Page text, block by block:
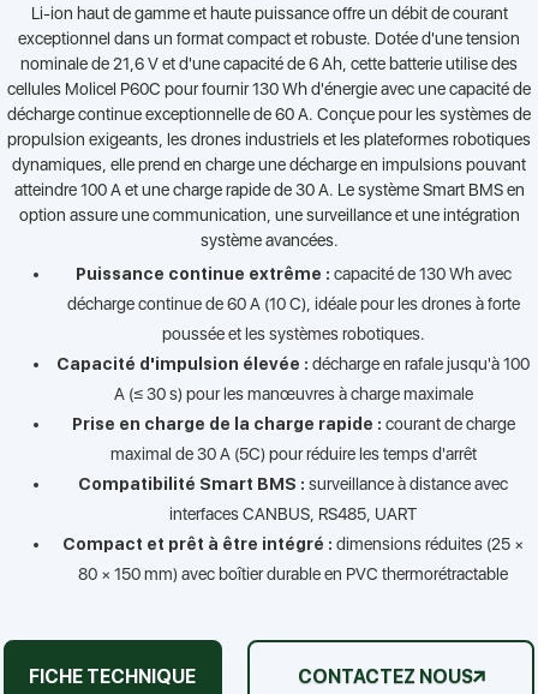
Li-ion haut de gamme et haute puissance offre un débit de courant
exceptionnel dans un format compact et robuste. Dotée d'une tension
nominale de 21,6 V et d'une capacité de 6 Ah, cette batterie utilise des
cellules Molicel P60C pour fournir 130 Wh d'énergie avec une capacité de
décharge continue exceptionnelle de 60 A. Conçue pour les systèmes de
propulsion exigeants, les drones industriels et les plateformes robotiques
dynamiques, elle prend en charge une décharge en impulsions pouvant
atteindre 100 A et une charge rapide de 30 A. Le système Smart BMS en
option assure une communication, une surveillance et une intégration
système avancées.
Puissance continue extrême : capacité de 130 Wh avec
décharge continue de 60 A (10 C), idéale pour les drones à forte
poussée et les systèmes robotiques.
Capacité d'impulsion élevée : décharge en rafale jusqu'à 100
A (≤ 30 s) pour les manœuvres à charge maximale
Prise en charge de la charge rapide : courant de charge
maximal de 30 A (5C) pour réduire les temps d'arrêt
Compatibilité Smart BMS : surveillance à distance avec
interfaces CANBUS, RS485, UART
Compact et prêt à être intégré : dimensions réduites (25 ×
80 × 150 mm) avec boîtier durable en PVC thermorétractable
FICHE TECHNIQUE CONTACTEZ NOUS